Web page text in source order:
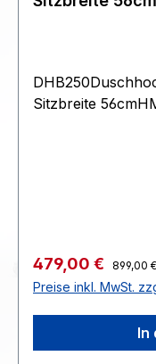
Sitzbreite
Verkaufspreis:
479,00 € 899,00 €
Preise inkl. MwSt.
In